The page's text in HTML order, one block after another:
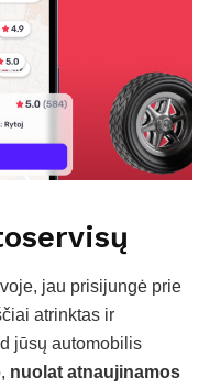
jau prisijungė prie
atrinktas ir
jūsų automobilis
nuolat atnaujinamos